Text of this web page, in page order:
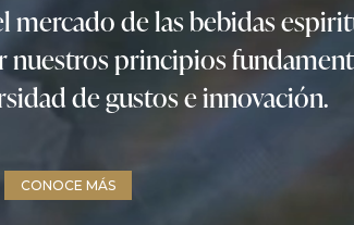
mercado de las bebidas
nuestros principios
de gustos e innovación.
CONOCE MÁS